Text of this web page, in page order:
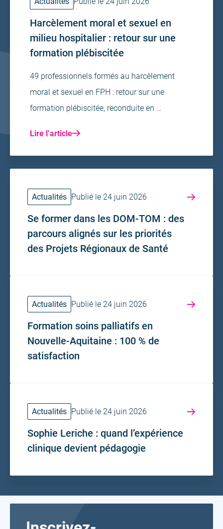
Harcèlement moral et sexuel en
milieu hospitalier : retour sur une
formation plébiscitée
49 professionnels formés au harcèlement
moral et sexuel en FPH : retour sur une
formation plébiscitée, reconduite en …
Lire l’article
Actualités Publié le 24 juin 2026
Se former dans les DOM-TOM : des
parcours alignés sur les priorités
des Projets Régionaux de Santé
Actualités Publié le 24 juin 2026
Formation soins palliatifs en
Nouvelle-Aquitaine : 100 % de
satisfaction
Actualités Publié le 24 juin 2026
Sophie Leriche : quand l’expérience
clinique devient pédagogie